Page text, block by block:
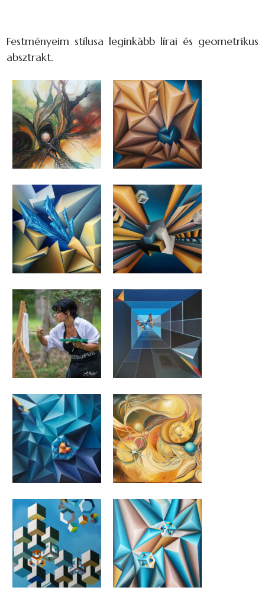
Festményeim stílusa leginkàbb lírai és geometrikus
absztrakt.